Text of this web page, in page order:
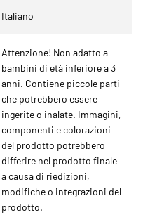
Italiano
Attenzione! Non adatto a
bambini di età inferiore a 3
anni. Contiene piccole parti
che potrebbero essere
ingerite o inalate. Immagini,
componenti e colorazioni
del prodotto potrebbero
differire nel prodotto finale
a causa di riedizioni,
modifiche o integrazioni del
prodotto.